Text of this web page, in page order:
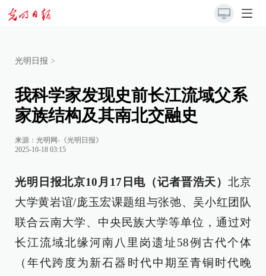
光明日报 >
我科学家发现史前长江流域父系
家族结构及其南北交融史
来源： 光明网-《光明日报》
2025-10-18 03:15
光明日报北京10月17日电（记者晋浩天）北京
大学黄岩谊/庞玉宏课题组与张弛、吴小红团队
联合云南大学、中央民族大学等单位，通过对
长江流域北缘河南八里岗遗址58例古代个体
（年代跨度为新石器时代中期至青铜时代晚